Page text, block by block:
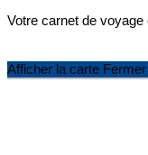
Votre carnet de voyage
Afficher la carte